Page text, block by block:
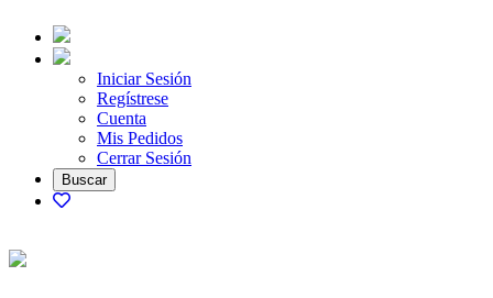
Iniciar Sesión
Regístrese
Cuenta
Mis Pedidos
Cerrar Sesión